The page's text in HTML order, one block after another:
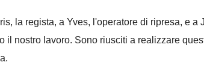
la regista, a Yves, l'operatore di ripresa, e
nostro lavoro. Sono riusciti a realizzare